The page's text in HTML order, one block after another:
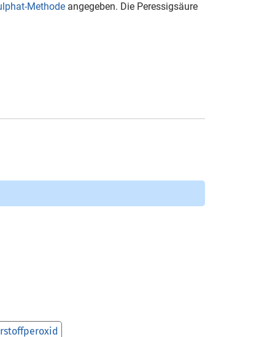
Methode angegeben. Die Peressigsäure